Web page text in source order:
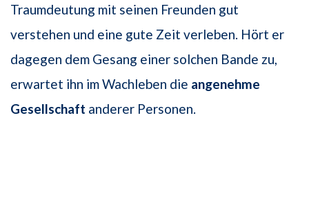
Traumdeutung mit seinen Freunden gut
verstehen und eine gute Zeit verleben. Hört er
dagegen dem Gesang einer solchen Bande zu,
erwartet ihn im Wachleben die angenehme
Gesellschaft anderer Personen.